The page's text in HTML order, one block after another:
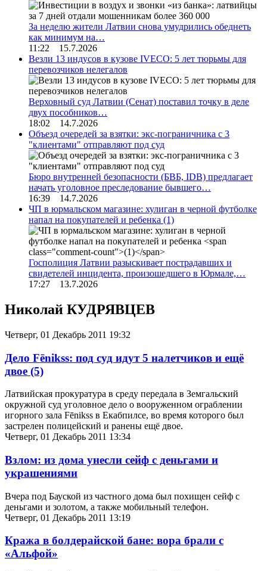
За неделю жители Латвии снова умудрились обеднеть
как минимум на…
11:22 15.7.2026
Везли 13 индусов в кузове IVECO: 5 лет тюрьмы для
перевозчиков нелегалов
Верховный суд Латвии (Сенат) поставил точку в деле
двух пособников…
18:02 14.7.2026
Объезд очередей за взятки: экс-пограничника с 3
"клиентами" отправляют под суд
Бюро внутренней безопасности (БВБ, IDB) предлагает
начать уголовное преследование бывшего…
16:39 14.7.2026
ЧП в юрмальском магазине: хулиган в черной футболке
напал на покупателей и ребенка (1)
Госполиция Латвии разыскивает пострадавших и
свидетелей инцидента, произошедшего в Юрмале,…
17:27 13.7.2026
Николай КУДРЯВЦЕВ
Четверг, 01 Декабрь 2011 19:32
Дело Fēnikss: под суд идут 5 налетчиков и ещё
двое (5)
Латвийская прокуратура в среду передала в Земгальский
окружной суд уголовное дело о вооруженном ограблении
игорного зала Fēnikss в Екабпилсе, во время которого был
застрелен полицейский и ранены ещё двое.
Четверг, 01 Декабрь 2011 13:34
Взлом: из дома унесли сейф с деньгами и
украшениями
Вчера под Бауской из частного дома был похищен сейф с
деньгами и золотом, а также мобильный телефон.
Четверг, 01 Декабрь 2011 13:19
Кража в болдерайской бане: вора брали с
«Альфой»